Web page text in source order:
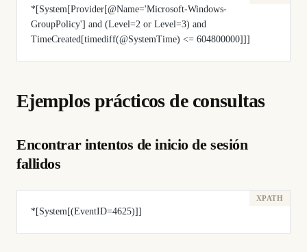
*[System[Provider[@Name='Microsoft-Windows-
GroupPolicy'] and (Level=2 or Level=3) and
TimeCreated[timediff(@SystemTime) <= 604800000]]]
Ejemplos prácticos de consultas
Encontrar intentos de inicio de sesión
fallidos
*[System[(EventID=4625)]]